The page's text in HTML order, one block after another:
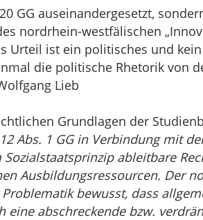
GG auseinandergesetzt,
nordrhein-westfälischen
Urteil ist ein politisches und
die politische Rhetorik von
Lieb
Grundlagen der
Abs. 1 GG in Verbindung mit
Sozialstaatsprinzip ableitbare
Ausbildungsressourcen. Der
bewusst, dass
eine abschreckende bzw.